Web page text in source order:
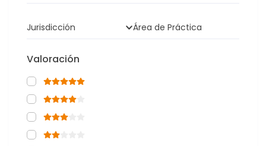
Jurisdicción Área de Práctica
Valoración